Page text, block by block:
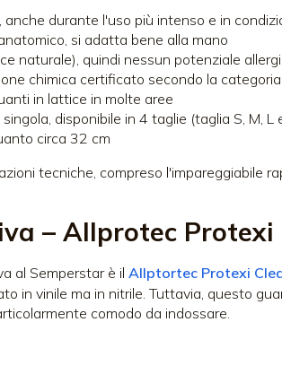
anche durante l'uso più intenso e in
si adatta bene alla mano
naturale), quindi nessun potenziale
chimica certificato secondo la
in lattice in molte aree
disponibile in 4 taglie (taglia S, M, L
circa 32 cm
tecniche, compreso l'impareggiabile
– Allprotec Protexi
al Semperstar è il Allptortec Protexi
in vinile ma in nitrile. Tuttavia, questo
comodo da indossare.